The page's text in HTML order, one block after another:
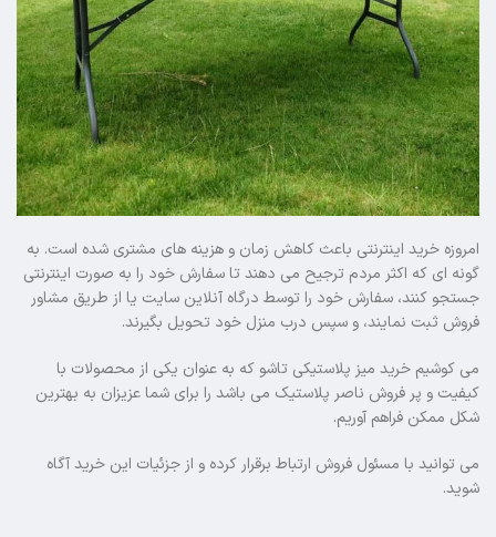
امروزه خرید اینترنتی باعث کاهش زمان و هزینه های مشتری شده است. به
گونه ای که اکثر مردم ترجیح می دهند تا سفارش خود را به صورت اینترنتی
جستجو کنند، سفارش خود را توسط درگاه آنلاین سایت یا از طریق مشاور
فروش ثبت نمایند، و سپس درب منزل خود تحویل بگیرند.
می کوشیم خرید میز پلاستیکی تاشو که به عنوان یکی از محصولات با
کیفیت و پر فروش ناصر پلاستیک می باشد را برای شما عزیزان به بهترین
شکل ممکن فراهم آوریم.
می توانید با مسئول فروش ارتباط برقرار کرده و از جزئیات این خرید آگاه
شوید.